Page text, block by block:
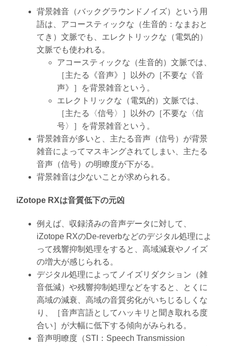
背景雑音（バックグラウンドノイズ）という用
語は、アコースティックな（生音的：なまおと
てき）文脈でも、エレクトリックな（電気的）
文脈でも使われる。
アコースティックな（生音的）文脈では、
［主たる《音声》］以外の［不要な《音
声》］を背景雑音という。
エレクトリックな（電気的）文脈では、
［主たる〈信号〉］以外の［不要な〈信
号〉］を背景雑音という。
背景雑音が多いと、主たる音声（信号）が背景
雑音によってマスキングされてしまい、主たる
音声（信号）の明瞭度が下がる。
背景雑音は少ないことが求められる。
iZotope RXは音質低下の元凶
例えば、収録済みの音声データに対して、
iZotope RXのDe-reverbなどのデジタル処理によ
って残響抑制処理をすると、高域減衰やノイズ
の増大が感じられる。
デジタル処理によってノイズリダクション（雑
音低減）や残響抑制処理などをすると、とくに
高域の減衰、高域の音質劣化がいちじるしくな
り、［音声言語としてハッキリと聞き取れる度
合い］が大幅に低下する傾向がみられる。
音声明瞭度（STI：Speech Transmission